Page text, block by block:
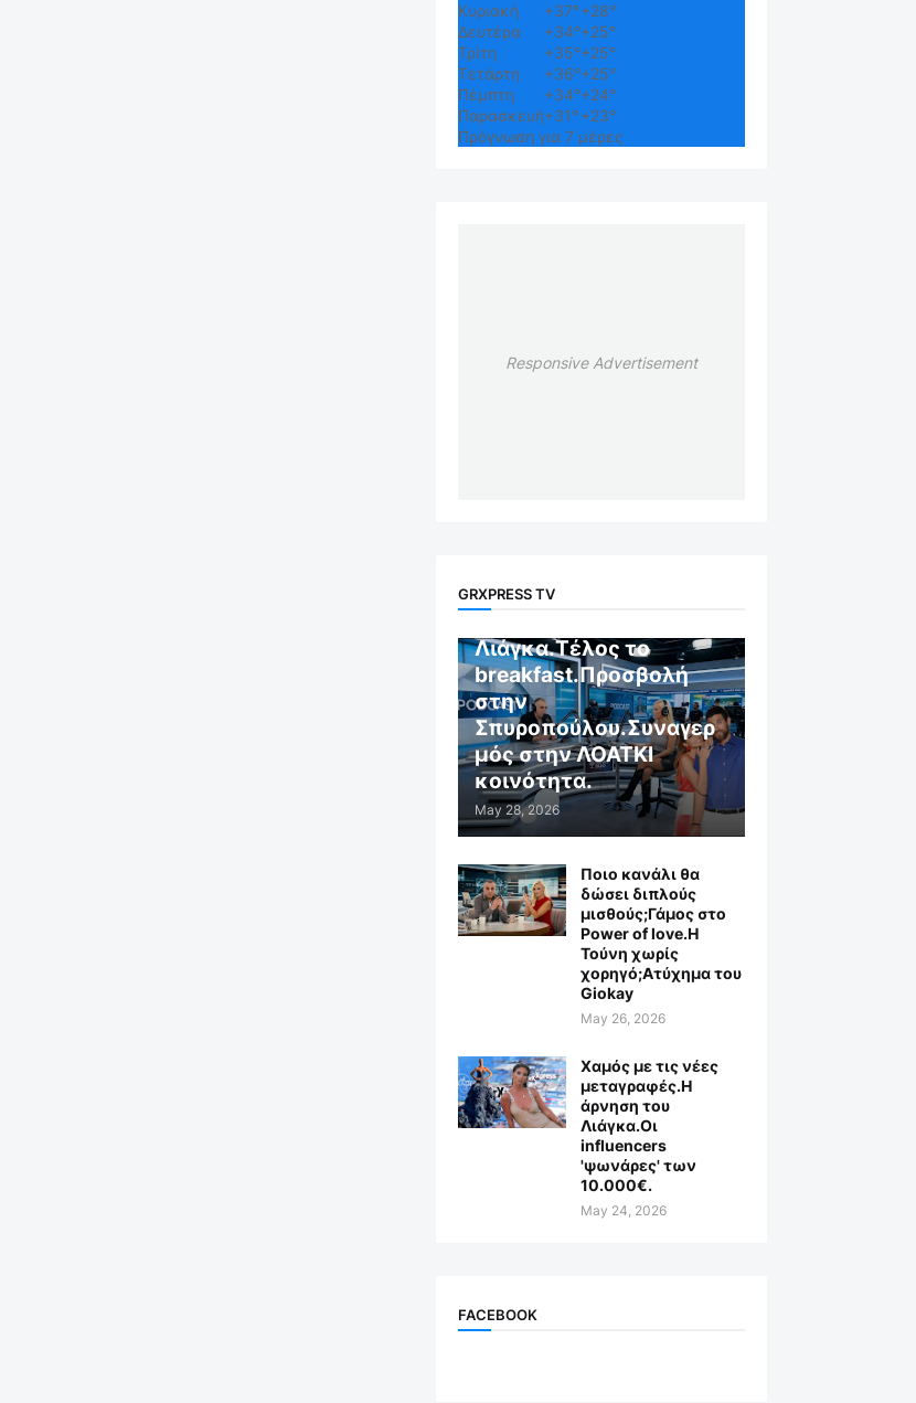
Κυριακή
+37°+28°
Δευτέρα
+34°+25°
Τρίτη
+35°+25°
Τετάρτη
+36°+25°
Πέμπτη
+34°+24°
Παρασκευή+31° +23°
Πρόγνωση για 7 μέρες
Responsive Advertisement
GRXPRESS TV
GR X WEB TV
Λιάγκα.Τέλος το
breakfast.Προσβολή
στην
Σπυροπούλου.Συναγερ
μός στην ΛΟΑΤΚΙ
κοινότητα.
May 28, 2026
Ποιο κανάλι θα
δώσει διπλούς
μισθούς;Γάμος στο
Power of love.Η
Τούνη χωρίς
χορηγό;Aτύχημα του
Giokay
May 26, 2026
Χαμός με τις νέες
μεταγραφές.Η
άρνηση του
Λιάγκα.Οι
influencers
'ψωνάρες' των
10.000€.
May 24, 2026
FACEBOOK